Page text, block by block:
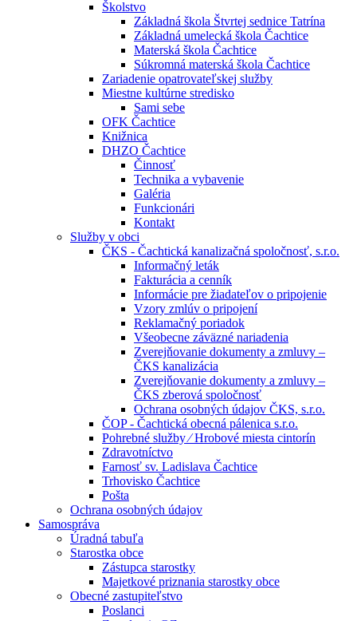
Školstvo
Základná škola Štvrtej sednice Tatrína
Základná umelecká škola Čachtice
Materská škola Čachtice
Súkromná materská škola Čachtice
Zariadenie opatrovateľskej služby
Miestne kultúrne stredisko
Sami sebe
OFK Čachtice
Knižnica
DHZO Čachtice
Činnosť
Technika a vybavenie
Galéria
Funkcionári
Kontakt
Služby v obci
ČKS - Čachtická kanalizačná spoločnosť, s.r.o.
Informačný leták
Fakturácia a cenník
Informácie pre žiadateľov o pripojenie
Vzory zmlúv o pripojení
Reklamačný poriadok
Všeobecne záväzné nariadenia
Zverejňovanie dokumenty a zmluvy –
ČKS kanalizácia
Zverejňovanie dokumenty a zmluvy –
ČKS zberová spoločnosť
Ochrana osobných údajov ČKS, s.r.o.
ČOP - Čachtická obecná pálenica s.r.o.
Pohrebné služby ⁄ Hrobové miesta cintorín
Zdravotníctvo
Farnosť sv. Ladislava Čachtice
Trhovisko Čachtice
Pošta
Ochrana osobných údajov
Samospráva
Úradná tabuľa
Starostka obce
Zástupca starostky
Majetkové priznania starostky obce
Obecné zastupiteľstvo
Poslanci